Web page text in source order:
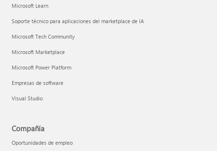
Microsoft Learn
Soporte técnico para aplicaciones del marketplace de IA
Microsoft Tech Community
Microsoft Marketplace
Microsoft Power Platform
Empresas de software
Visual Studio
Compañía
Oportunidades de empleo